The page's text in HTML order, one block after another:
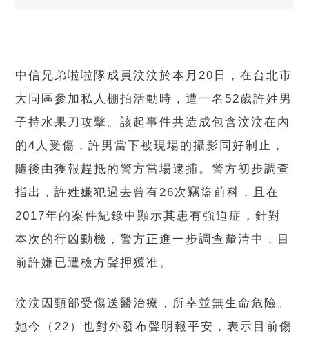
中信兄弟啦啦隊成員汶汶於本月20日，在台北市
大同區參加私人棚拍活動時，遭一名52歲許姓男
子持水果刀攻擊。該起事件共造成包含汶汶在內
的4人受傷，許男當下被現場的攝影同好制止，
隨後由獲報趕抵的警方當場逮捕。警方初步調查
指出，許姓嫌犯過去曾有26次竊盜前科，且在
2017年的案件紀錄中顯示其患有強迫症，針對
本次的行凶動機，警方正進一步調查釐清中，目
前許嫌已遭檢方聲押獲准。
汶汶因頸部受傷送醫治療，所幸並無生命危險。
她今（22）也對外發布聲明報平安，表示目前傷